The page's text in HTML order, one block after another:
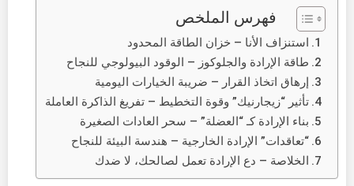
فهرس الملخص
استنزاف الأنا – خزان الطاقة المحدود
طاقة الإرادة والجلوكوز – الوقود البيولوجي للنجاح
إرهاق اتخاذ القرار – ضريبة الخيارات اليومية
تأثير “زيجارنيك” وقوة التخطيط – تفريغ الذاكرة العاملة
بناء الإرادة كـ “العضلة” – سحر العادات الصغيرة
“تعاقدات” الإرادة الخارجية – هندسة البيئة للنجاح
الخلاصة – دع الإرادة تعمل لصالحك، لا ضدك